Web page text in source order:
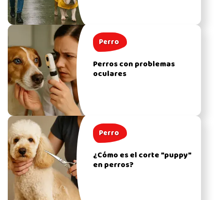
Perro
Perros con problemas
oculares
Perro
¿Cómo es el corte "puppy"
en perros?